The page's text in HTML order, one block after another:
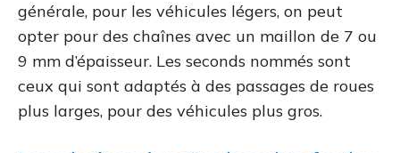
générale, pour les véhicules légers, on peut
opter pour des chaînes avec un maillon de 7 ou
9 mm d’épaisseur. Les seconds nommés sont
ceux qui sont adaptés à des passages de roues
plus larges, pour des véhicules plus gros.